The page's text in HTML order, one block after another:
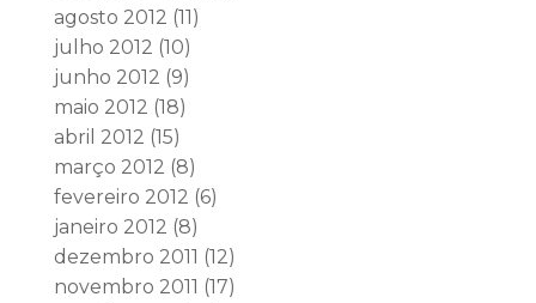
agosto 2012 (11)
julho 2012 (10)
junho 2012 (9)
maio 2012 (18)
abril 2012 (15)
março 2012 (8)
fevereiro 2012 (6)
janeiro 2012 (8)
dezembro 2011 (12)
novembro 2011 (17)